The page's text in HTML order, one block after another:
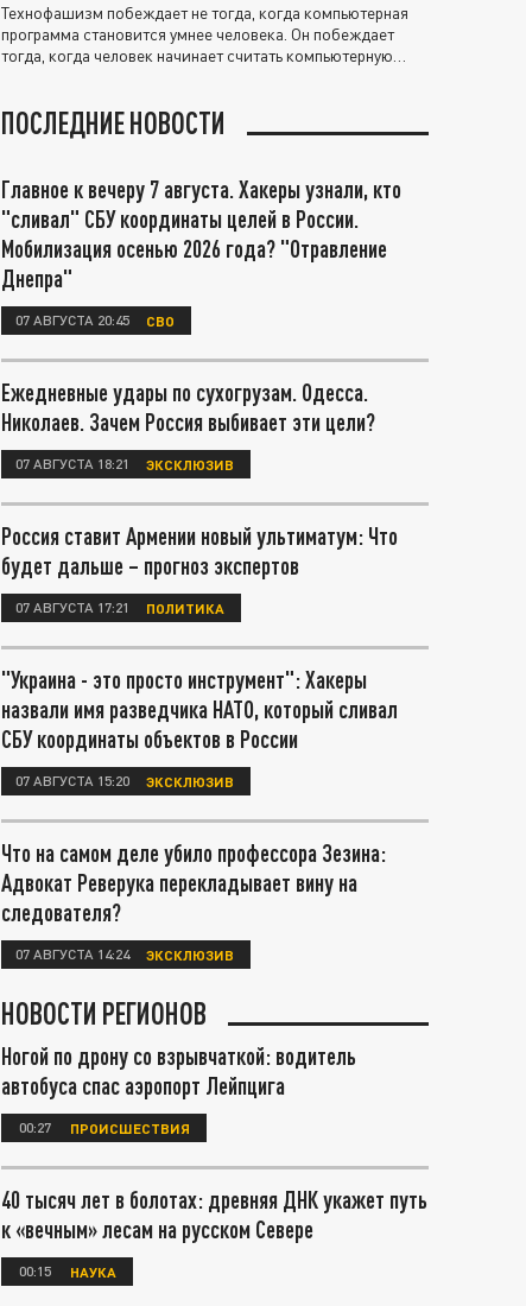
Технофашизм побеждает не тогда, когда компьютерная
программа становится умнее человека. Он побеждает
тогда, когда человек начинает считать компьютерную
ПОСЛЕДНИЕ НОВОСТИ
Главное к вечеру 7 августа. Хакеры узнали, кто
"сливал" СБУ координаты целей в России.
Мобилизация осенью 2026 года? "Отравление
Днепра"
07 АВГУСТА 20:45 СВО
Ежедневные удары по сухогрузам. Одесса.
Николаев. Зачем Россия выбивает эти цели?
07 АВГУСТА 18:21 ЭКСКЛЮЗИВ
Россия ставит Армении новый ультиматум: Что
будет дальше – прогноз экспертов
07 АВГУСТА 17:21 ПОЛИТИКА
"Украина - это просто инструмент": Хакеры
назвали имя разведчика НАТО, который сливал
СБУ координаты объектов в России
07 АВГУСТА 15:20 ЭКСКЛЮЗИВ
Что на самом деле убило профессора Зезина:
Адвокат Реверука перекладывает вину на
следователя?
07 АВГУСТА 14:24 ЭКСКЛЮЗИВ
НОВОСТИ РЕГИОНОВ
Ногой по дрону со взрывчаткой: водитель
автобуса спас аэропорт Лейпцига
00:27 ПРОИСШЕСТВИЯ
40 тысяч лет в болотах: древняя ДНК укажет путь
к «вечным» лесам на русском Севере
00:15 НАУКА